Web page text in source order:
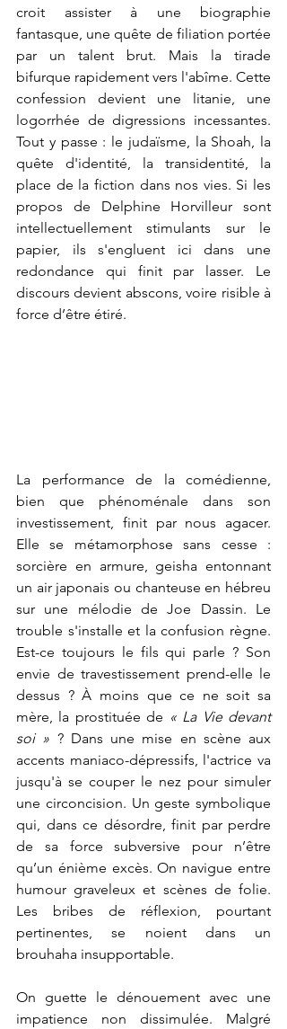
croit assister à une biographie
fantasque, une quête de filiation portée
par un talent brut. Mais la tirade
bifurque rapidement vers l'abîme. Cette
confession devient une litanie, une
logorrhée de digressions incessantes.
Tout y passe : le judaïsme, la Shoah, la
quête d'identité, la transidentité, la
place de la fiction dans nos vies. Si les
propos de Delphine Horvilleur sont
intellectuellement stimulants sur le
papier, ils s'engluent ici dans une
redondance qui finit par lasser. Le
discours devient abscons, voire risible à
force d’être étiré.
La performance de la comédienne,
bien que phénoménale dans son
investissement, finit par nous agacer.
Elle se métamorphose sans cesse :
sorcière en armure, geisha entonnant
un air japonais ou chanteuse en hébreu
sur une mélodie de Joe Dassin. Le
trouble s'installe et la confusion règne.
Est-ce toujours le fils qui parle ? Son
envie de travestissement prend-elle le
dessus ? À moins que ce ne soit sa
mère, la prostituée de « La Vie devant
soi » ? Dans une mise en scène aux
accents maniaco-dépressifs, l'actrice va
jusqu'à se couper le nez pour simuler
une circoncision. Un geste symbolique
qui, dans ce désordre, finit par perdre
de sa force subversive pour n’être
qu’un énième excès. On navigue entre
humour graveleux et scènes de folie.
Les bribes de réflexion, pourtant
pertinentes, se noient dans un
brouhaha insupportable.
On guette le dénouement avec une
impatience non dissimulée. Malgré